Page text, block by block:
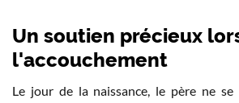
Un soutien précieux
l'accouchement
Le jour de la naissance, le père ne